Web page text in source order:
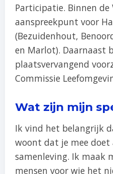
Participatie. Binnen de
aanspreekpunt voor
(Bezuidenhout,
en Marlot). Daarnaast
plaatsvervangend
Commissie
Wat zijn mijn
Ik vind het belangrijk
woont dat je mee doet
samenleving. Ik maak
mensen voor wie het